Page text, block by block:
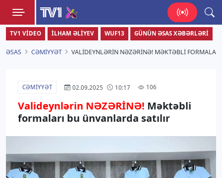
TV1
Zamanı bizimlə yaşa!
TV1 VIDEO İLHAM ƏLIYEV WUF13 GÜNÜN ƏSAS XƏBƏRLƏRI
ƏSAS CƏMIYYƏT VALIDEYNLƏRIN NƏZƏRİNƏ! MƏKTƏBLI
CƏMIYYƏT 02.09.2025 10:17 106
Valideynlərin NƏZƏRİNƏ! Məktəbli
formaları bu ünvanlarda satılır